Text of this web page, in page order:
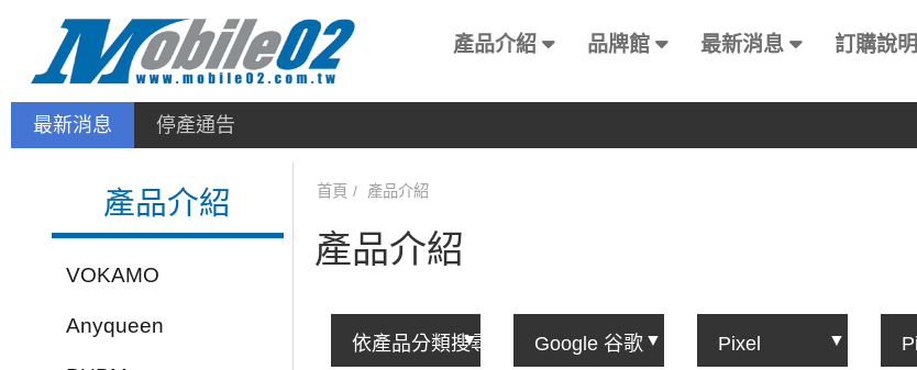
產品介紹 品牌館 最新消息 訂購說明
最新消息 停產通告
產品介紹
VOKAMO
Anyqueen
首頁 產品介紹
產品介紹